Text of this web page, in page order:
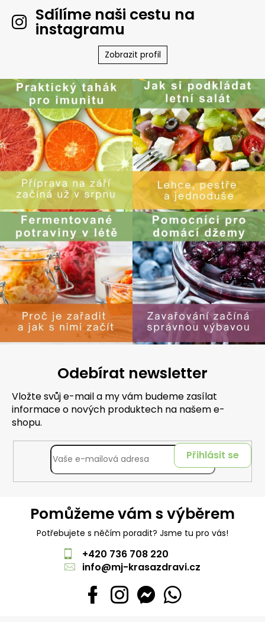
Sdílíme naši cestu na
instagramu
Zobrazit profil
Odebírat newsletter
Vložte svůj e-mail a my vám budeme zasílat
informace o nových produktech na našem e-
shopu.
Přihlásit se
Pomůžeme vám s výběrem
Potřebujete s něčím poradit? Jsme tu pro vás!
+420 736 708 220
info@mj-krasazdravi.cz